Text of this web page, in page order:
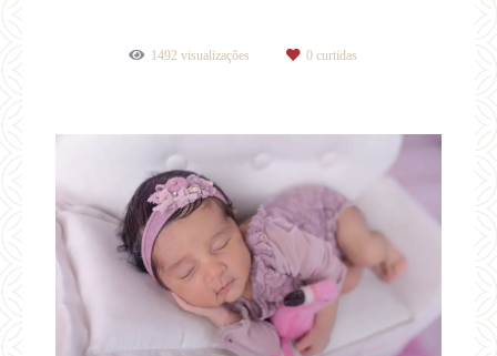
1492 visualizações 0 curtidas